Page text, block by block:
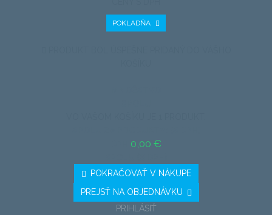
POKLADŇA
0,00 €
POKRAČOVAŤ V NÁKUPE
PREJSŤ NA OBJEDNÁVKU
PRIHLÁSIŤ